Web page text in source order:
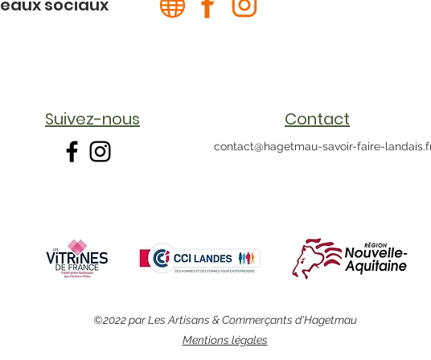
sociaux
Suivez-nous Contact
contact@hagetmau-savoir-faire-
©2022 par Les Artisans & Commerçants d'Hagetmau
Mentions légales